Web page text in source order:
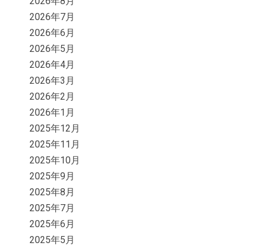
2026年7月
2026年6月
2026年5月
2026年4月
2026年3月
2026年2月
2026年1月
2025年12月
2025年11月
2025年10月
2025年9月
2025年8月
2025年7月
2025年6月
2025年5月